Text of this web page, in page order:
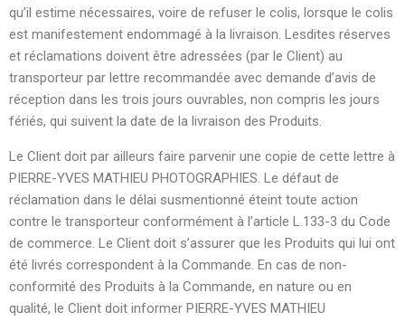
qu’il estime nécessaires, voire de refuser le colis, lorsque le colis
est manifestement endommagé à la livraison. Lesdites réserves
et réclamations doivent être adressées (par le Client) au
transporteur par lettre recommandée avec demande d’avis de
réception dans les trois jours ouvrables, non compris les jours
fériés, qui suivent la date de la livraison des Produits.
Le Client doit par ailleurs faire parvenir une copie de cette lettre à
PIERRE-YVES MATHIEU PHOTOGRAPHIES. Le défaut de
réclamation dans le délai susmentionné éteint toute action
contre le transporteur conformément à l’article L.133-3 du Code
de commerce. Le Client doit s’assurer que les Produits qui lui ont
été livrés correspondent à la Commande. En cas de non-
conformité des Produits à la Commande, en nature ou en
qualité, le Client doit informer PIERRE-YVES MATHIEU